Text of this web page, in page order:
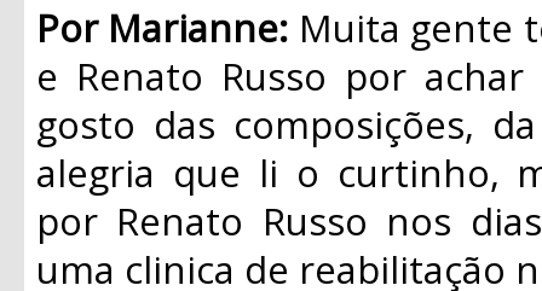
Por Marianne: Muita gente
e Renato Russo por achar
gosto das composições,
alegria que li o curtinho,
por Renato Russo nos
uma clinica de reabilitação